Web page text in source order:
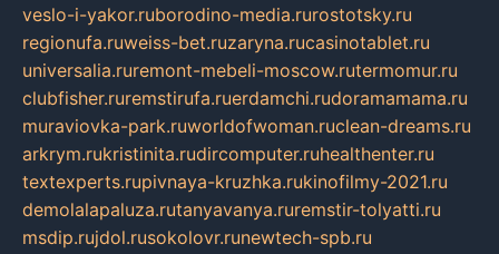
veslo-i-yakor.ruborodino-media.rurostotsky.ru
regionufa.ruweiss-bet.ruzaryna.rucasinotablet.ru
universalia.ruremont-mebeli-moscow.rutermomur.ru
clubfisher.ruremstirufa.ruerdamchi.rudoramamama.ru
muraviovka-park.ruworldofwoman.ruclean-dreams.ru
arkrym.rukristinita.rudircomputer.ruhealthenter.ru
textexperts.rupivnaya-kruzhka.rukinofilmy-2021.ru
demolalapaluza.rutanyavanya.ruremstir-tolyatti.ru
msdip.rujdol.rusokolovr.runewtech-spb.ru